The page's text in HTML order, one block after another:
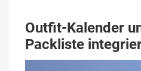
Outfit-Kalender
Packliste